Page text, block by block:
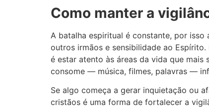
Como manter a
A batalha espiritual é constante, por
outros irmãos e sensibilidade ao
é estar atento às áreas da vida que mais
consome — música, filmes, palavras —
Se algo começa a gerar inquietação ou
cristãos é uma forma de fortalecer a